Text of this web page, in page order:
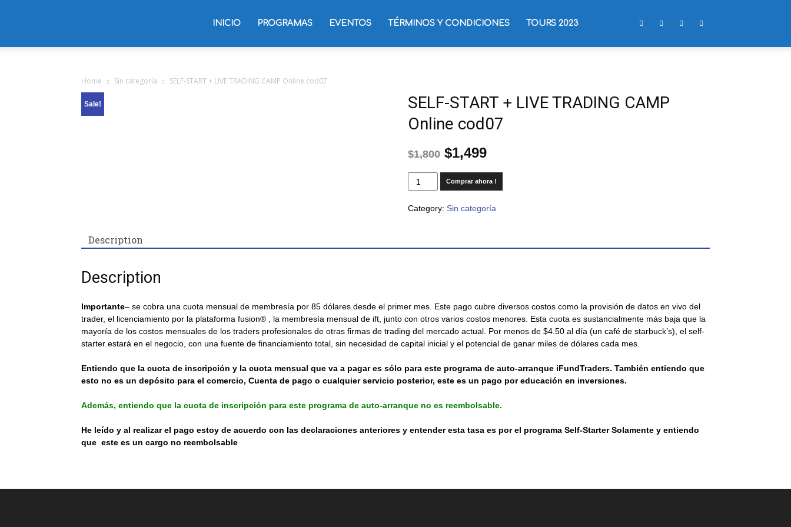
Velez
INICIO PROGRAMAS EVENTOS TÉRMINOS Y CONDICIONES TOURS 2023
Home Sin categoría SELF-START + LIVE TRADING CAMP Online cod07
Sale!
SELF-START + LIVE TRADING CAMP
Online cod07
$1,800 $1,499
Comprar ahora !
Category:Sin categoría
Description
Description
Importante– se cobra una cuota mensual de membresía por 85 dólares desde el primer mes. Este pago cubre diversos costos como la provisión de datos en vivo del
trader, el licenciamiento por la plataforma fusion® , la membresía mensual de ift, junto con otros varios costos menores. Esta cuota es sustancialmente más baja que la
mayoría de los costos mensuales de los traders profesionales de otras firmas de trading del mercado actual. Por menos de $4.50 al día (un café de starbuck’s), el self-
starter estará en el negocio, con una fuente de financiamiento total, sin necesidad de capital inicial y el potencial de ganar miles de dólares cada mes.
Entiendo que la cuota de inscripción y la cuota mensual que va a pagar es sólo para este programa de auto-arranque iFundTraders. También entiendo que
esto no es un depósito para el comercio, Cuenta de pago o cualquier servicio posterior, este es un pago por educación en inversiones.
Además, entiendo que la cuota de inscripción para este programa de auto-arranque no es reembolsable.
He leído y al realizar el pago estoy de acuerdo con las declaraciones anteriores y entender esta tasa es por el programa Self-Starter Solamente y entiendo
que este es un cargo no reembolsable